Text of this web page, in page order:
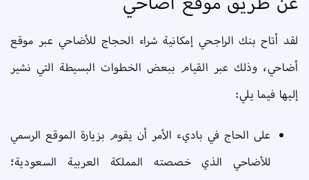
لقد أتاح بنك الراجحي إمكانية شراء الحجاج للأضاحي عبر موقع
أضاحي، وذلك عبر القيام ببعض الخطوات البسيطة التي نشير
إليها فيما يلي:
على الحاج في باديء الأمر أن يقوم بزيارة الموقع الرسمي
للأضاحي الذي خصصته المملكة العربية السعودية؛